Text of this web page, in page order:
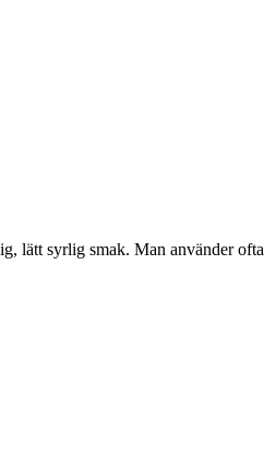
lätt syrlig smak. Man använder